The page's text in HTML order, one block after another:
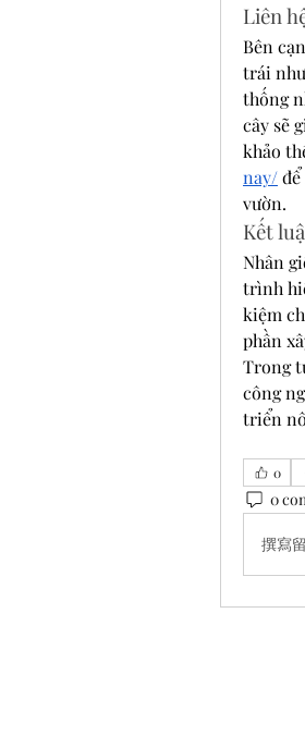
Liên
Bên
trái
thống
cây sẽ
khảo
nay/
vườn.
Kết
Nhân
trình
kiệm
phần
Trong
công
triển
0
0
撰寫